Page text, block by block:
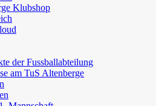
Klubshop
der Fussballabteilung
am TuS Altenberge